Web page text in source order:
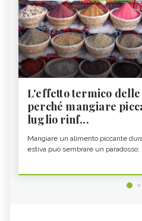
L'effetto termico delle
perché mangiare
luglio rinf...
Mangiare un alimento piccante
estiva può sembrare un paradosso: